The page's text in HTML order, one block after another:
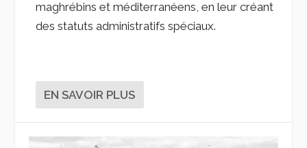
maghrébins et méditerranéens, en leur créant
des statuts administratifs spéciaux.
EN SAVOIR PLUS